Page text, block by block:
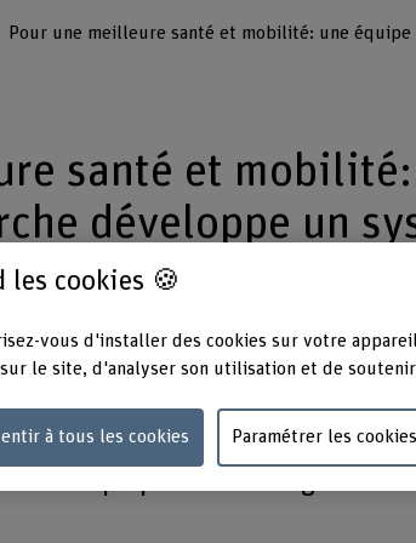
santé et
développe un
déplacements des personnes
santé, une équipe de
met au point un système
qui peut être intégré au
les cookies 🍪
vous d'installer des cookies sur votre
le site, d'analyser son utilisation et de
à tous les cookies Paramétrer les cookies